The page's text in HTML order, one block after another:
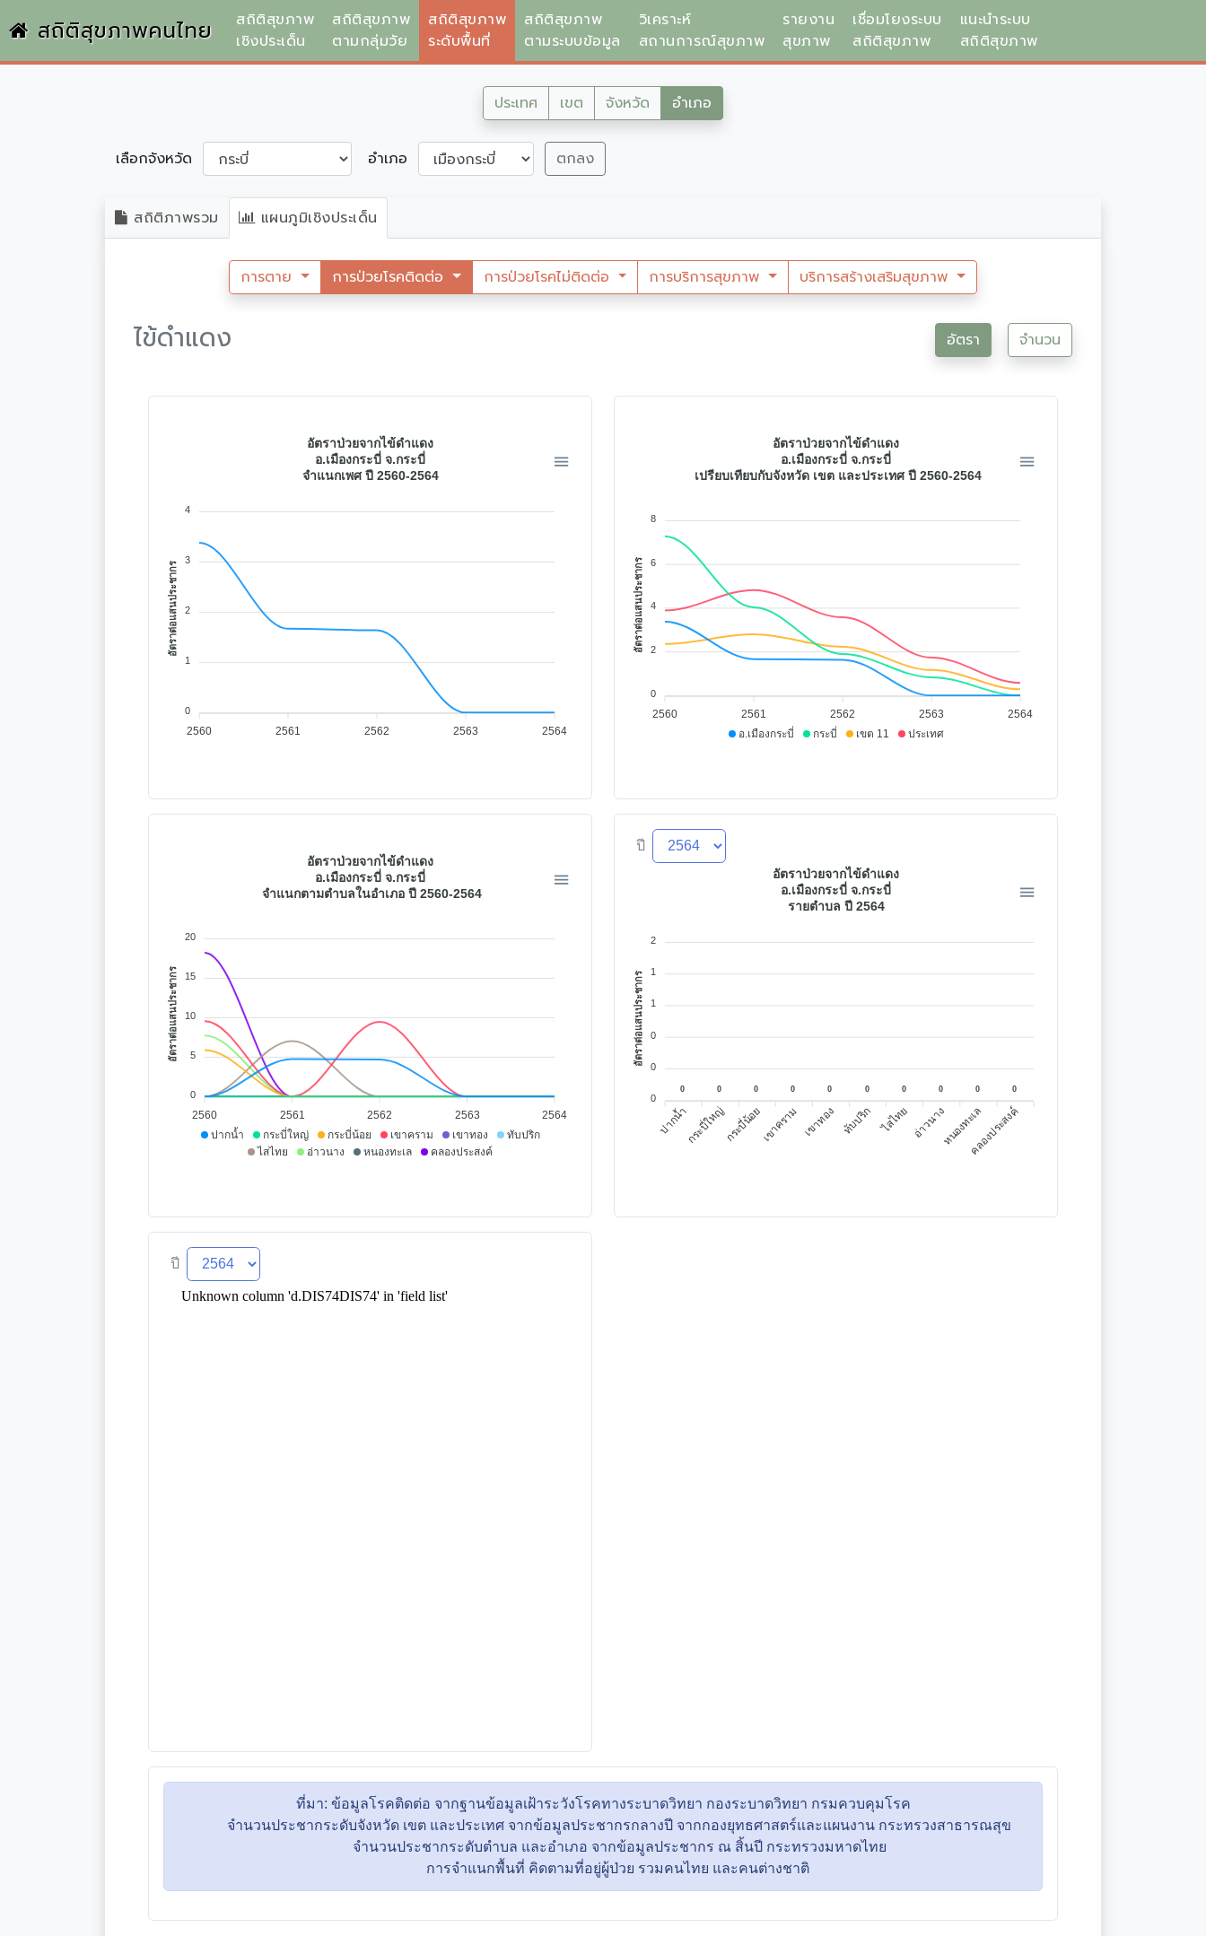
สถิติสุขภาพคนไทย
สถิติสุขภาพ
เชิงประเด็น
สถิติสุขภาพ
ตามกลุ่มวัย
สถิติสุขภาพ
ระดับพื้นที่
สถิติสุขภาพ
ตามระบบข้อมูล
วิเคราะห์
สถานการณ์สุขภาพ
รายงาน
สุขภาพ
เชื่อมโยงระบบ
สถิติสุขภาพ
แนะนำระบบ
สถิติสุขภาพ
ประเทศ เขต จังหวัด อำเภอ
เลือกจังหวัด อำเภอ ตกลง
สถิติภาพรวม แผนภูมิเชิงประเด็น
การตาย การป่วยโรคติดต่อ การป่วยโรคไม่ติดต่อ การบริการสุขภาพ บริการสร้างเสริมสุขภาพ
ไข้ดำแดง อัตรา จำนวน